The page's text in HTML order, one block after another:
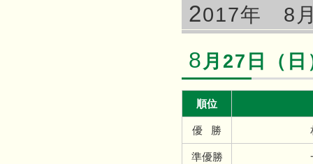
2017年 8
8月27日（
順位
優 勝
準優勝